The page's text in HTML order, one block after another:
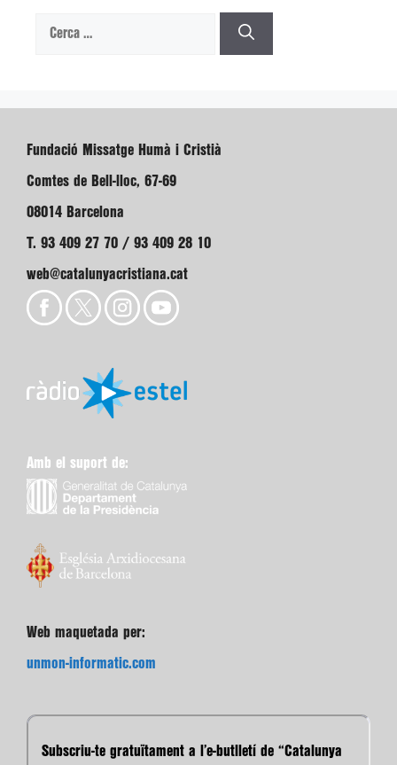
Cerca:
Fundació Missatge Humà i Cristià
Comtes de Bell-lloc, 67-69
08014 Barcelona
T. 93 409 27 70 / 93 409 28 10
web@catalunyacristiana.cat
Amb el suport de:
Web maquetada per:
unmon-informatic.com
Subscriu-te gratuïtament a l’e-butlletí de “Catalunya